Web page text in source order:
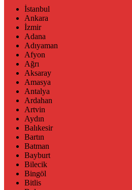
İstanbul
Ankara
İzmir
Adana
Adıyaman
Afyon
Ağrı
Aksaray
Amasya
Antalya
Ardahan
Artvin
Aydın
Balıkesir
Bartın
Batman
Bayburt
Bilecik
Bingöl
Bitlis